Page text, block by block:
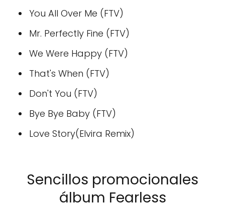
You All Over Me (FTV)
Mr. Perfectly Fine (FTV)
We Were Happy (FTV)
That's When (FTV)
Don't You (FTV)
Bye Bye Baby (FTV)
Love Story(Elvira Remix)
Sencillos promocionales
álbum Fearless